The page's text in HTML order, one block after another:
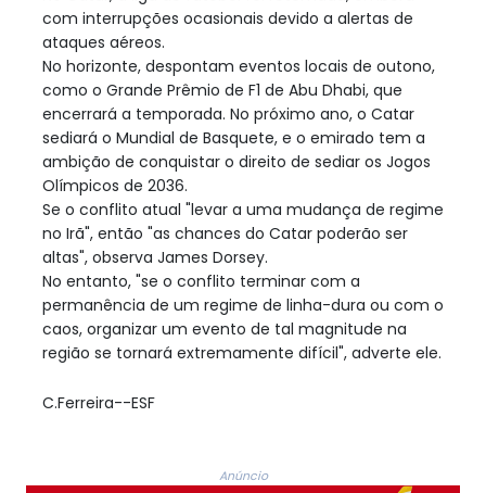
com interrupções ocasionais devido a alertas de
ataques aéreos.
No horizonte, despontam eventos locais de outono,
como o Grande Prêmio de F1 de Abu Dhabi, que
encerrará a temporada. No próximo ano, o Catar
sediará o Mundial de Basquete, e o emirado tem a
ambição de conquistar o direito de sediar os Jogos
Olímpicos de 2036.
Se o conflito atual "levar a uma mudança de regime
no Irã", então "as chances do Catar poderão ser
altas", observa James Dorsey.
No entanto, "se o conflito terminar com a
permanência de um regime de linha-dura ou com o
caos, organizar um evento de tal magnitude na
região se tornará extremamente difícil", adverte ele.
C.Ferreira--ESF
Anúncio